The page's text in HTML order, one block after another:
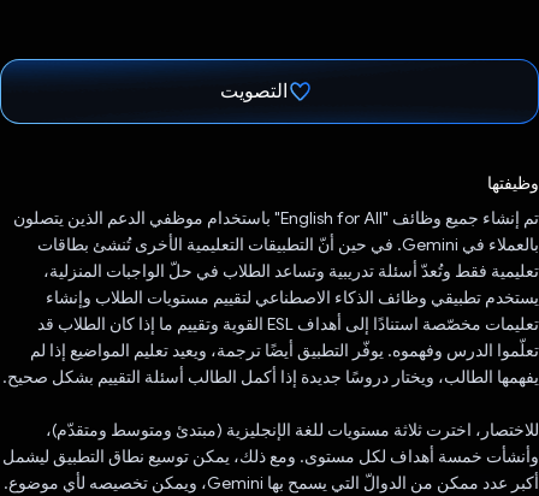
التصويت
وظيفتها
تم إنشاء جميع وظائف "English for All" باستخدام موظفي الدعم الذين يتصلون
بالعملاء في Gemini. في حين أنّ التطبيقات التعليمية الأخرى تُنشئ بطاقات
تعليمية فقط وتُعدّ أسئلة تدريبية وتساعد الطلاب في حلّ الواجبات المنزلية،
يستخدم تطبيقي وظائف الذكاء الاصطناعي لتقييم مستويات الطلاب وإنشاء
تعليمات مخصّصة استنادًا إلى أهداف ESL القوية وتقييم ما إذا كان الطلاب قد
تعلّموا الدرس وفهموه. يوفّر التطبيق أيضًا ترجمة، ويعيد تعليم المواضيع إذا لم
يفهمها الطالب، ويختار دروسًا جديدة إذا أكمل الطالب أسئلة التقييم بشكل صحيح.
للاختصار، اخترت ثلاثة مستويات للغة الإنجليزية (مبتدئ ومتوسط ومتقدّم)،
وأنشأت خمسة أهداف لكل مستوى. ومع ذلك، يمكن توسيع نطاق التطبيق ليشمل
أكبر عدد ممكن من الدوالّ التي يسمح بها Gemini، ويمكن تخصيصه لأي موضوع.